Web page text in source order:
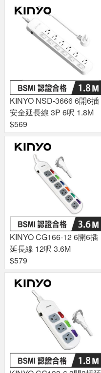
KINYO NSD-3666 6開6插
安全延長線 3P 6呎 1.8M
$569
KINYO CG166-12 6開6插
延長線 12呎 3.6M
$579